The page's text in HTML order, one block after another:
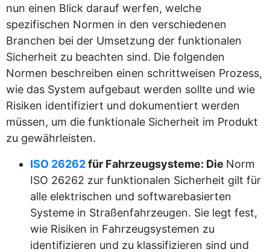
nun einen Blick darauf werfen, welche
spezifischen Normen in den verschiedenen
Branchen bei der Umsetzung der funktionalen
Sicherheit zu beachten sind. Die folgenden
Normen beschreiben einen schrittweisen Prozess,
wie das System aufgebaut werden sollte und wie
Risiken identifiziert und dokumentiert werden
müssen, um die funktionale Sicherheit im Produkt
zu gewährleisten.
ISO 26262für Fahrzeugsysteme: Die Norm
ISO 26262 zur funktionalen Sicherheit gilt für
alle elektrischen und softwarebasierten
Systeme in Straßenfahrzeugen. Sie legt fest,
wie Risiken in Fahrzeugsystemen zu
identifizieren und zu klassifizieren sind und